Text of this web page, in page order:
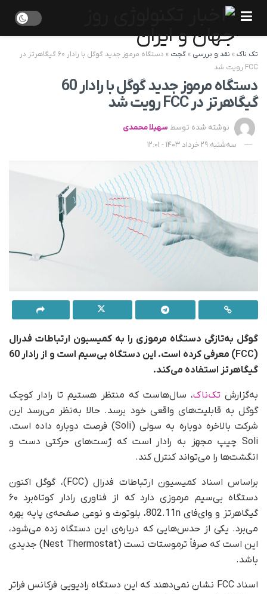
تک ناک» نقد و بررسی » گجت »
دستگاه مرموز جدید گوگل با رادار ۶۰ گیگاهرتز در
FCC رویت شد
دستگاه مرموز جدید گوگل با رادار 60
گیگاهرتز در FCC رویت شد
نوشته شده توسط سهیلا محمدی
سه‌شنبه 29 خرداد 1403 - 12:01
گوگل به‌تازگی دستگاه مرموزی را به کمیسیون ارتباطات فدرال
(FCC) معرفی کرده است. این دستگاه بی‌سیم است و از رادار 60
گیگاهرتز استفاده می‌کند.
به‌گزارش تک‌ناک، سال‌هاست که منتظر هستیم تا رادار کوچک
گوگل به قابلیت‌های واقعی خود برسد. حالا به‌نظر می‌رسد این
شرکت بالاخره دوباره به سولی (Soli) فرصت دوباره داده است.
Soli چیپ مجهز به رادار است که ژست‌های حرکتی دست و
انگشت‌ها را می‌تواند کنترل کند.
بر‌اساس اسناد کمیسیون ارتباطات فدرال (FCC)، گوگل اکنون
دستگاه بی‌سیم مرموزی دارد که از فناوری رادار کوتاه‌برد ۶۰
گیگاهرتز و وای‌فای 802.11n، بلوتوث و نوعی صفحه‌ی پایه بهره
می‌برد. یکی از حدس‌هایی که درباره‌ی این دستگاه زده می‌شود،
این است که صرفاً ترموستات نست (Nest Thermostat) جدیدی
باشد.
اسناد FCC نشان نمی‌دهند که این دستگاه رادیویی فرکانس فراتر